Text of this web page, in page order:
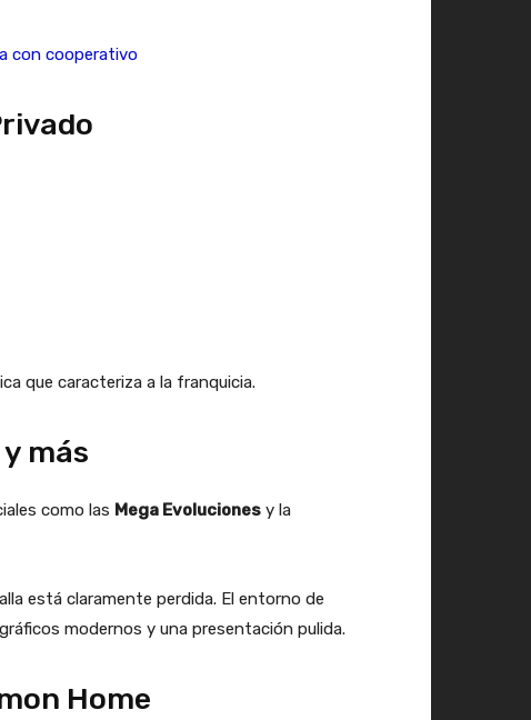
con cooperativo
que caracteriza a la franquicia.
más
como las Mega Evoluciones y la
está claramente perdida. El entorno de
modernos y una presentación pulida.
Home